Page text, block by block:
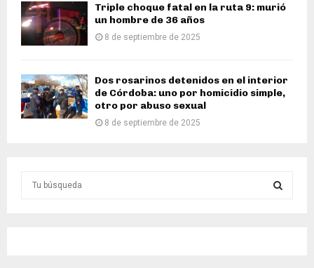
Triple choque fatal en la ruta 9: murió
un hombre de 36 años
8 de septiembre de 2025
Dos rosarinos detenidos en el interior
de Córdoba: uno por homicidio simple,
otro por abuso sexual
8 de septiembre de 2025